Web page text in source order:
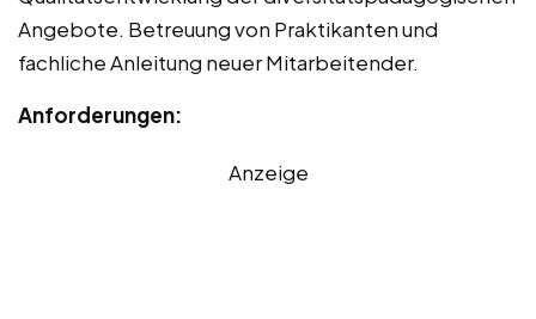
Angebote. Betreuung von Praktikanten und
fachliche Anleitung neuer Mitarbeitender.
Anforderungen:
Anzeige